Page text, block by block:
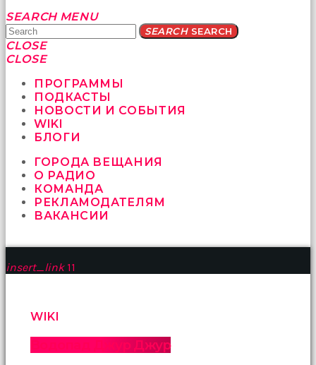
Yatağa
bile
geçmeye
fırsat
sikici
kocalar
güzel
karıları
öttürüyor
sex
hikayeleri
kızların
boşalarak
porno
yakın
arkadaş
SEARCH MENU
SEARCHSEARCH
CLOSE
CLOSE
ПРОГРАММЫ
ПОДКАСТЫ
НОВОСТИ И СОБЫТИЯ
WIKI
БЛОГИ
ГОРОДА ВЕЩАНИЯ
О РАДИО
КОМАНДА
РЕКЛАМОДАТЕЛЯМ
ВАКАНСИИ
insert_link 11
WIKI
Водопад Джур Джур